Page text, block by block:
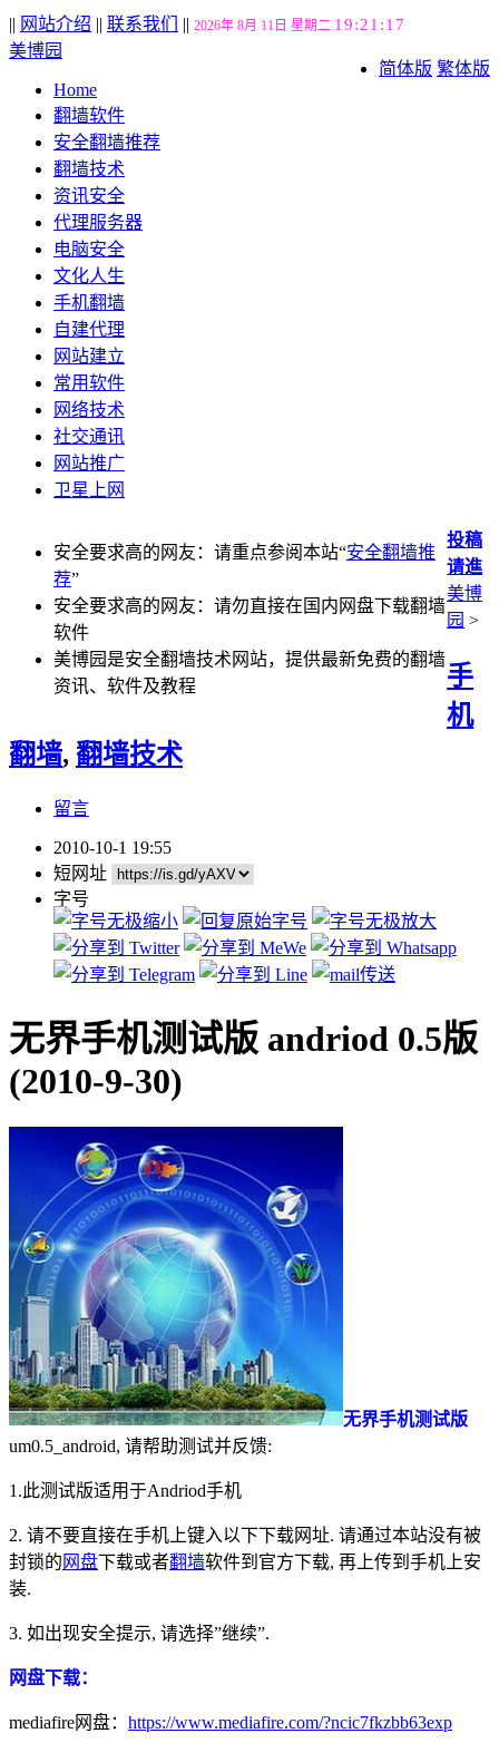
|| 网站介绍 || 联系我们 || 2026年 8月 11日 星期二 19:21:18
简体版 繁体版
美博园
Home
翻墙软件
安全翻墙推荐
翻墙技术
资讯安全
代理服务器
电脑安全
文化人生
手机翻墙
自建代理
网站建立
常用软件
网络技术
社交通讯
网站推广
卫星上网
安全要求高的网友：请重点参阅本站“安全翻墙推
荐”
安全要求高的网友：请勿直接在国内网盘下载翻墙
软件
美博园是安全翻墙技术网站，提供最新免费的翻墙
资讯、软件及教程
投稿
请進
美博
园 >
手
机
翻墙, 翻墙技术
留言
2010-10-1 19:55
短网址
字号
无界手机测试版 andriod 0.5版
(2010-9-30)
无界手机测试版
um0.5_android, 请帮助测试并反馈:
1.此测试版适用于Andriod手机
2. 请不要直接在手机上键入以下下载网址. 请通过本站没有被
封锁的 网盘下载或者翻墙软件到官方下载, 再上传到手机上安
装.
3. 如出现安全提示, 请选择”继续”.
网盘下载：
mediafire网盘： https://www.mediafire.com/?ncic7fkzbb63exp